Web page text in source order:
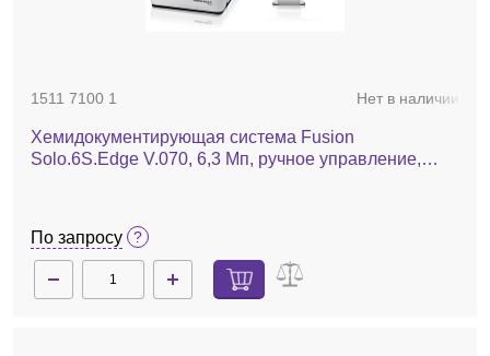
1511 7100 1 Нет в наличии
Хемидокументирующая система Fusion
Solo.6S.Edge V.070, 6,3 Мп, ручное управление,
По запросу